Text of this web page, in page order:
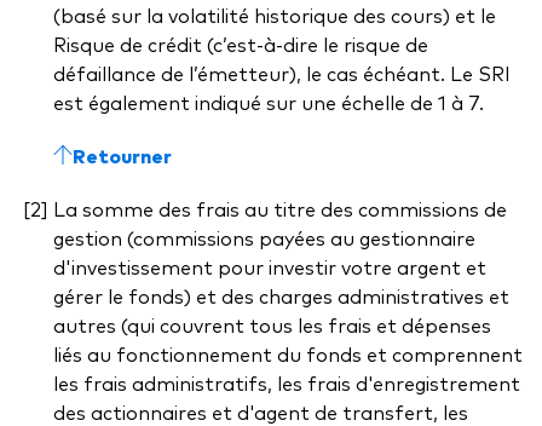
(basé sur la volatilité historique des cours) et le
Risque de crédit (c’est-à-dire le risque de
défaillance de l’émetteur), le cas échéant. Le SRI
est également indiqué sur une échelle de 1 à 7.
Retourner
La somme des frais au titre des commissions de
gestion (commissions payées au gestionnaire
d'investissement pour investir votre argent et
gérer le fonds) et des charges administratives et
autres (qui couvrent tous les frais et dépenses
liés au fonctionnement du fonds et comprennent
les frais administratifs, les frais d'enregistrement
des actionnaires et d'agent de transfert, les